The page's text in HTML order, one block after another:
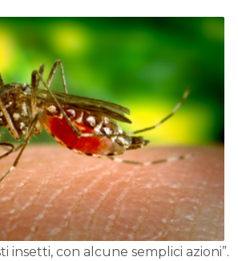
insetti, con alcune semplici azioni”.